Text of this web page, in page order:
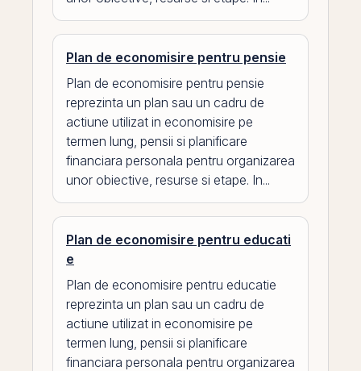
Plan de economisire pentru pensie
Plan de economisire pentru pensie
reprezinta un plan sau un cadru de
actiune utilizat in economisire pe
termen lung, pensii si planificare
financiara personala pentru organizarea
unor obiective, resurse si etape. In...
Plan de economisire pentru educati
e
Plan de economisire pentru educatie
reprezinta un plan sau un cadru de
actiune utilizat in economisire pe
termen lung, pensii si planificare
financiara personala pentru organizarea